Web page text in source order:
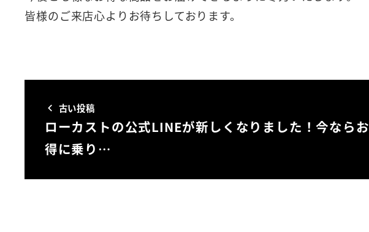
皆様のご来店心よりお待ちしております。
古い投稿
ローカストの公式LINEが新しくなりました！今ならお
得に乗り…